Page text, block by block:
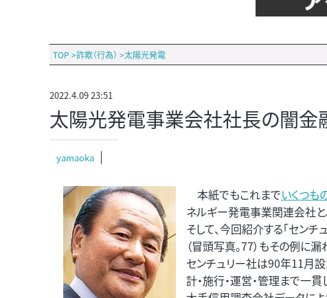
TOP >詐欺（行為） >太陽光発電
2022.4.09 23:51
太陽光発電事業会社社長の闇金
yamaoka
本紙でもこれまでいくつも
ネルギー発電事業関連会社と
そして、今回紹介する「セン
（冒頭写真。77）もその例に漏
センチュリー社は90年11月
計・施行・運営・管理まで一貫